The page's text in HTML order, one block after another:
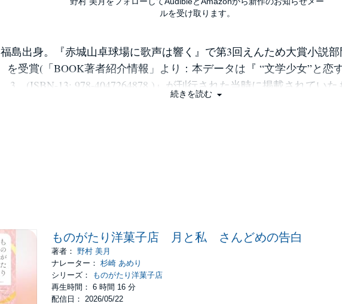
ルを受け取ります。
福島出身。『赤城山卓球場に歌声は響く』で第3回えんため大賞小説
を受賞(「BOOK著者紹介情報」より：本データは『 “文学少女”と恋
3 (ISBN-13: 978-4047264878 )』が刊行された当時に掲載されていた
続きを読む
ものがたり洋菓子店 月と私 さんどめの告白
著者： 野村 美月
ナレーター： 杉崎 あめり
シリーズ：
ものがたり洋菓子店
再生時間： 6 時間 16 分
配信日： 2026/05/22